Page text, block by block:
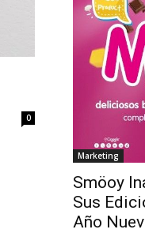
0
Marketing
Smöoy
Sus
Año